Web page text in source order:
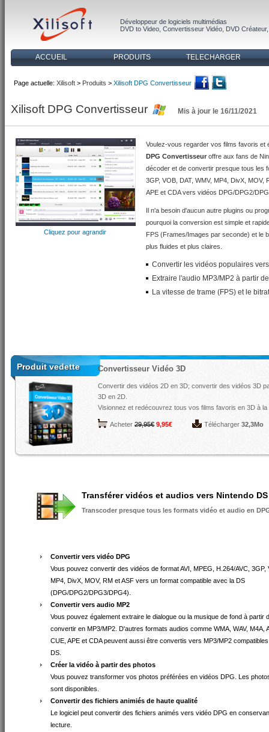
Développeur de logiciels multimédias
DVD to Video Convertisseur Vidéo DVD Créateur
ACCUEIL PRODUITS TELECHARGER
Page actuelle: Xilisoft > Produits > Xilisoft DPG Convertisseur
Xilisoft DPG Convertisseur Mis à jour le 16/11/2021
Cliquez pour agrandir
Voulez-vous regarder vos films favoris
DPG Convertisseur offre aux fans de
décoder et de convertir presque tous les
3GP, VOB, DAT, WMV, MP4, DivX, MOV,
APE et CDA vers vidéos DPG/DPG2/
Il n'a besoin d'aucun autre plugins ou
pourquoi la conversion est simple et
FPS (Frames/Images par seconde) et le
plus fluides et plus claires.
Convertir les vidéos populaires
Extraire l'audio MP3/MP2 à partir
La vitesse de trame (FPS) et le
Produit vedette Convertisseur Vidéo 3D
Convertir des vidéos 2D en 3D; convertir des vidéos 3D
3D en 2D.
Visionnez et redécouvrez tous vos films favoris en 3D à
Acheter 29,95€ 9,95€ Télécharger 32,3Mo
Transférer vidéos et audios vers Nintendo DS
Transcoder presque tous les formats vidéo et audio en
Convertir vers vidéo DPG
Vous pouvez convertir des vidéos de format AVI, MPEG, H.264/AVC, 3GP,
MP4, DivX, MOV, RM et ASF vers un format compatible avec la DS
(DPG/DPG2/DPG3/DPG4).
Convertir vers audio MP2
Vous pouvez également extraire le dialogue ou la musique de fond à partir
convertir en MP3/MP2. D'autres formats audios comme WMA, WAV, M4A,
CUE, APE et CDA peuvent aussi être convertis vers MP3/MP2
DS.
Créer la vidéo à partir des photos
Vous pouvez transformer vos photos préférées en vidéos DPG. Les
sont disponibles.
Convertir des fichiers animiés de haute qualité
Le logiciel peut convertir des fichiers animés vers vidéo DPG en
lecture.